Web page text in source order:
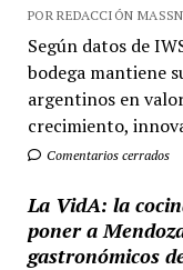
POR REDACCIÓN
Según datos de
bodega mantiene
argentinos en
crecimiento,
Comentarios cerrados
La VidA: la
poner a
gastronómicos